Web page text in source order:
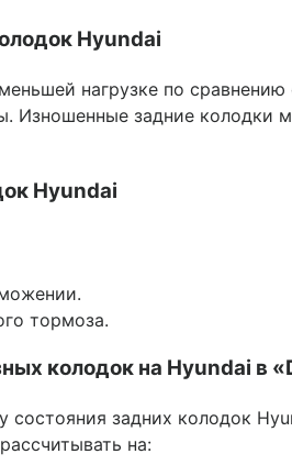
Hyundai
нагрузке по
Изношенные задние колодки
Hyundai
тормоза.
колодок на Hyundai в
задних колодок
на: